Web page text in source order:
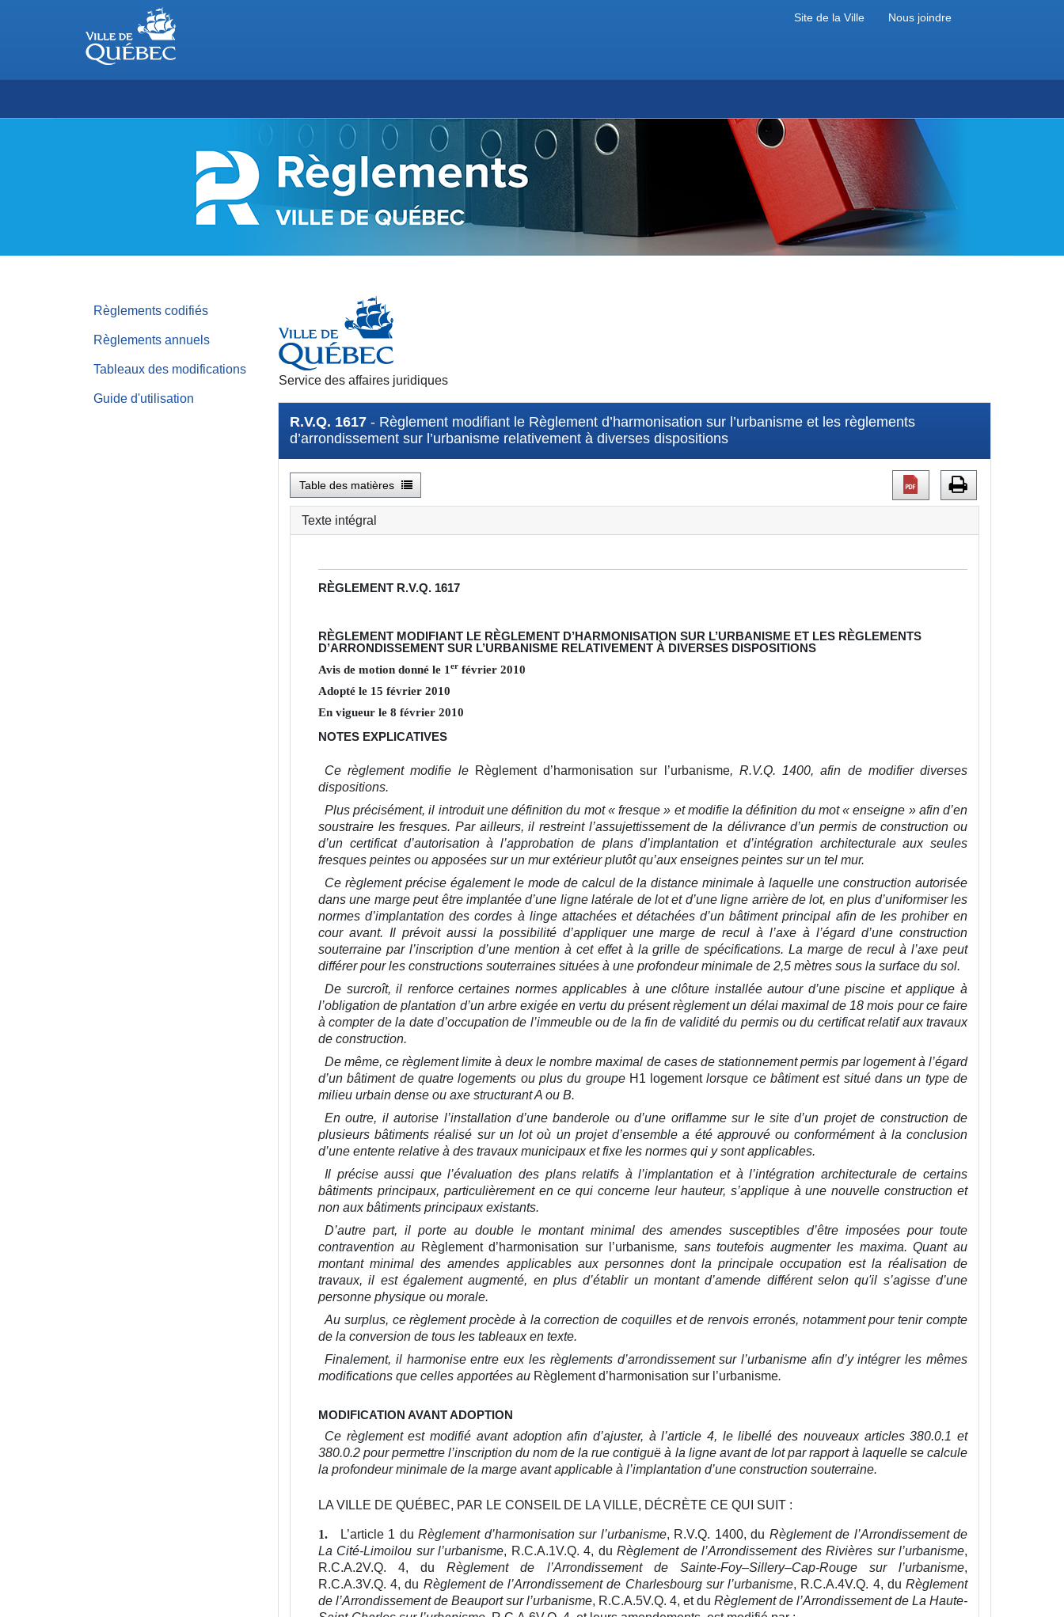
Nous joindre
Site de la Ville
Règlements codifiés
Règlements annuels
Tableaux des modifications
Guide d'utilisation
Service des affaires juridiques
R.V.Q. 1617 - Règlement modifiant le Règlement d’harmonisation sur l’urbanisme et les règlements
d’arrondissement sur l’urbanisme relativement à diverses dispositions
Table des matières
Texte intégral
RÈGLEMENT R.V.Q. 1617
RÈGLEMENT MODIFIANT LE RÈGLEMENT D’HARMONISATION SUR L’URBANISME ET LES RÈGLEMENTS
D’ARRONDISSEMENT SUR L’URBANISME RELATIVEMENT À DIVERSES DISPOSITIONS
Avis de motion donné le 1 er février 2010
Adopté le 15 février 2010
En vigueur le 8 février 2010
NOTES EXPLICATIVES
Ce règlement modifie le Règlement d’harmonisation sur l’urbanisme, R.V.Q. 1400, afin de modifier diverses
dispositions.
Plus précisément, il introduit une définition du mot « fresque » et modifie la définition du mot « enseigne » afin d’en
soustraire les fresques. Par ailleurs, il restreint l’assujettissement de la délivrance d’un permis de construction ou
d’un certificat d’autorisation à l’approbation de plans d’implantation et d’intégration architecturale aux seules
fresques peintes ou apposées sur un mur extérieur plutôt qu’aux enseignes peintes sur un tel mur.
Ce règlement précise également le mode de calcul de la distance minimale à laquelle une construction autorisée
dans une marge peut être implantée d’une ligne latérale de lot et d’une ligne arrière de lot, en plus d’uniformiser les
normes d’implantation des cordes à linge attachées et détachées d’un bâtiment principal afin de les prohiber en
cour avant. Il prévoit aussi la possibilité d’appliquer une marge de recul à l’axe à l’égard d’une construction
souterraine par l’inscription d’une mention à cet effet à la grille de spécifications. La marge de recul à l’axe peut
différer pour les constructions souterraines situées à une profondeur minimale de 2,5 mètres sous la surface du sol.
De surcroît, il renforce certaines normes applicables à une clôture installée autour d’une piscine et applique à
l’obligation de plantation d’un arbre exigée en vertu du présent règlement un délai maximal de 18 mois pour ce faire
à compter de la date d’occupation de l’immeuble ou de la fin de validité du permis ou du certificat relatif aux travaux
de construction.
De même, ce règlement limite à deux le nombre maximal de cases de stationnement permis par logement à l’égard
d’un bâtiment de quatre logements ou plus du groupe H1 logementlorsque ce bâtiment est situé dans un type de
milieu urbain dense ou axe structurant A ou B.
En outre, il autorise l’installation d’une banderole ou d’une oriflamme sur le site d’un projet de construction de
plusieurs bâtiments réalisé sur un lot où un projet d’ensemble a été approuvé ou conformément à la conclusion
d’une entente relative à des travaux municipaux et fixe les normes qui y sont applicables.
Il précise aussi que l’évaluation des plans relatifs à l’implantation et à l’intégration architecturale de certains
bâtiments principaux, particulièrement en ce qui concerne leur hauteur, s’applique à une nouvelle construction et
non aux bâtiments principaux existants.
D’autre part, il porte au double le montant minimal des amendes susceptibles d’être imposées pour toute
contravention au Règlement d’harmonisation sur l’urbanisme, sans toutefois augmenter les maxima. Quant au
montant minimal des amendes applicables aux personnes dont la principale occupation est la réalisation de
travaux, il est également augmenté, en plus d’établir un montant d’amende différent selon qu'il s’agisse d’une
personne physique ou morale.
Au surplus, ce règlement procède à la correction de coquilles et de renvois erronés, notamment pour tenir compte
de la conversion de tous les tableaux en texte.
Finalement, il harmonise entre eux les règlements d’arrondissement sur l’urbanisme afin d’y intégrer les mêmes
modifications que celles apportées au Règlement d’harmonisation sur l’urbanisme.
MODIFICATION AVANT ADOPTION
Ce règlement est modifié avant adoption afin d’ajuster, à l’article 4, le libellé des nouveaux articles 380.0.1 et
380.0.2 pour permettre l’inscription du nom de la rue contiguë à la ligne avant de lot par rapport à laquelle se calcule
la profondeur minimale de la marge avant applicable à l’implantation d’une construction souterraine.
LA VILLE DE QUÉBEC, PAR LE CONSEIL DE LA VILLE, DÉCRÈTE CE QUI SUIT :
1. L’article 1 duRèglement d’harmonisation sur l’urbanisme, R.V.Q. 1400, du Règlement de l’Arrondissement de
La Cité-Limoilou sur l’urbanisme, R.C.A.1V.Q. 4, duRèglement de l’Arrondissement des Rivières sur l’urbanisme,
R.C.A.2V.Q. 4, duRèglement de l’Arrondissement de Sainte-Foy–Sillery–Cap-Rouge sur l’urbanisme,
R.C.A.3V.Q. 4, du Règlement de l’Arrondissement de Charlesbourg sur l’urbanisme, R.C.A.4V.Q. 4, duRèglement
de l’Arrondissement de Beauport sur l’urbanisme, R.C.A.5V.Q. 4, et du Règlement de l’Arrondissement de La Haute-